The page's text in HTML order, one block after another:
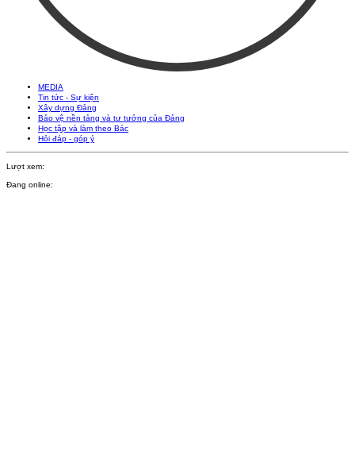
MEDIA
Tin tức - Sự kiện
Xây dựng Đảng
Bảo vệ nền tảng và tư tưởng của Đảng
Học tập và làm theo Bác
Hỏi đáp - góp ý
Lượt xem:
Đang online: